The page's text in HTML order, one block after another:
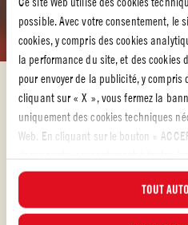
possible. Avec votre consentement, le
cookies, y compris des cookies
la performance du site, et des cookies
pour envoyer de la publicité, y
cliquant sur « X », vous fermez la
uniquement des cookies techniques
Web. En cliquant sur le bouton «
les cookies analytiques et de
les cookies auxquels vous souhaitez
consulter la liste actualisée des
TOUT
Nos recettes avec des
NOS RECETTES
100%
Découvrez nos
C’est l’heure de